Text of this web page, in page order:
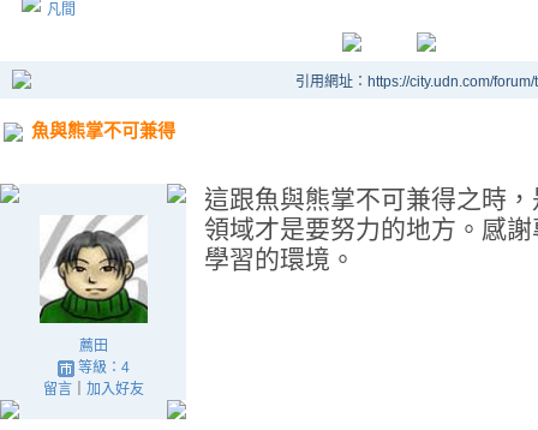
凡間
引用網址：https://city.udn.com/
魚與熊掌不可兼得
薦田
等級：4
留言｜ 加入好友
這跟魚與熊掌不可兼得之時
領域才是要努力的地方。感
學習的環境。